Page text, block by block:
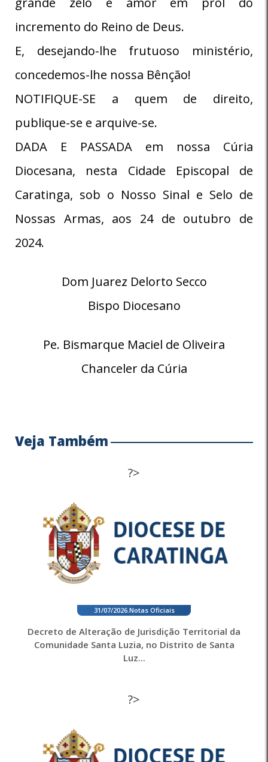
incremento do Reino de Deus.
E, desejando-lhe frutuoso ministério,
concedemos-lhe nossa Bênção!
NOTIFIQUE-SE a quem de direito,
publique-se e arquive-se.
DADA E PASSADA em nossa Cúria
Diocesana, nesta Cidade Episcopal de
Caratinga, sob o Nosso Sinal e Selo de
Nossas Armas, aos 24 de outubro de
2024.
Dom Juarez Delorto Secco
Bispo Diocesano
Pe. Bismarque Maciel de Oliveira
Chanceler da Cúria
Veja Também
?>
31/07/2026. Notas Oficiais
Decreto de Alteração de Jurisdição Territorial da
Comunidade Santa Luzia, no Distrito de Santa
Luz...
?>